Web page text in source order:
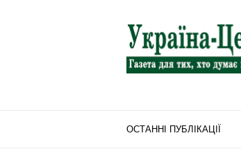
"Україна-
Центр"
ОСТАННІ ПУБЛІКАЦІЇ